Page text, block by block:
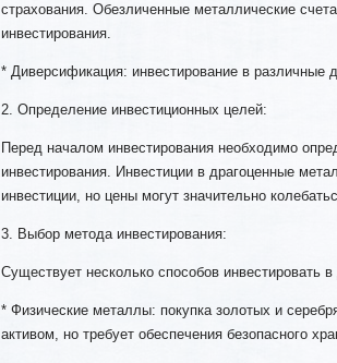
страхования. Обезличенные металлические
инвестирования.
* Диверсификация: инвестирование в различные
2. Определение инвестиционных целей:
Перед началом инвестирования необходимо
инвестирования. Инвестиции в драгоценные
инвестиции, но цены могут значительно
3. Выбор метода инвестирования:
Существует несколько способов инвестировать
* Физические металлы: покупка золотых и
активом, но требует обеспечения безопасного